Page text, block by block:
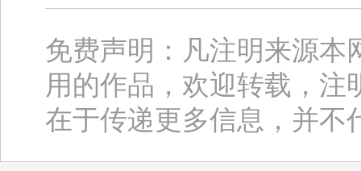
免费声明：凡注明来源本
用的作品，欢迎转载，
在于传递更多信息，并不